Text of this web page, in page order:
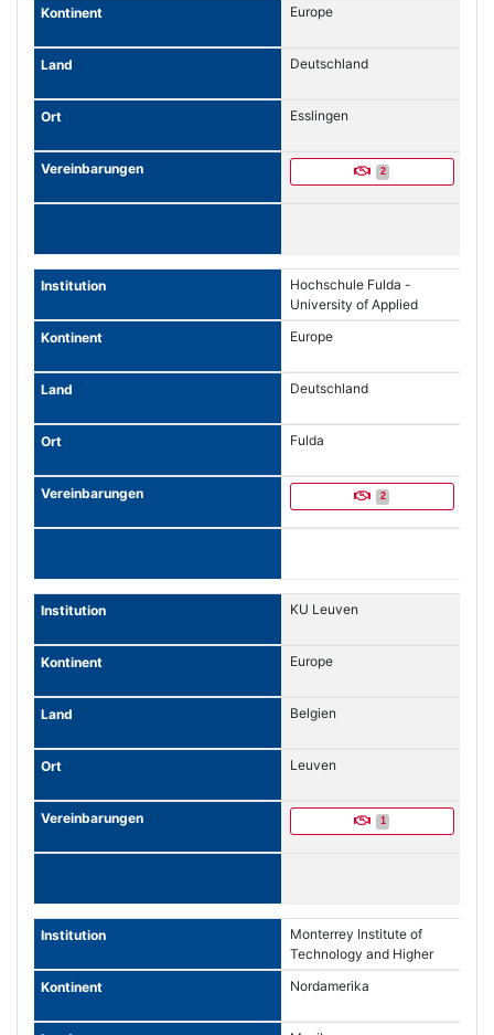
Europe
Deutschland
Esslingen
2
Hochschule Fulda -
University of Applied
Sciences
Europe
Deutschland
Fulda
2
KU Leuven
Europe
Belgien
Leuven
1
Monterrey Institute of
Technology and Higher
Education
Nordamerika